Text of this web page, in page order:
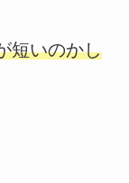
短いのかし